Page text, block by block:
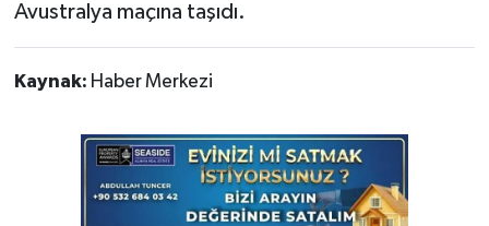
Avustralya maçına taşıdı.
Kaynak: Haber Merkezi